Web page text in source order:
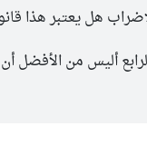
هل يعتبر هذا
أليس من الأفضل